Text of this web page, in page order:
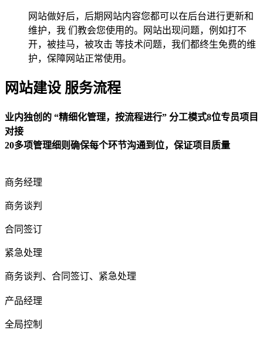
网站做好后，后期网站内容您都可以在后台进行更新和
维护，我 们教会您使用的。网站出现问题，例如打不
开，被挂马，被攻击 等技术问题，我们都终生免费的维
护，保障网站正常使用。
网站建设 服务流程
业内独创的 “精细化管理，按流程进行” 分工模式8位专员项目
对接
20多项管理细则确保每个环节沟通到位，保证项目质量
商务经理
商务谈判
合同签订
紧急处理
商务谈判、合同签订、紧急处理
产品经理
全局控制